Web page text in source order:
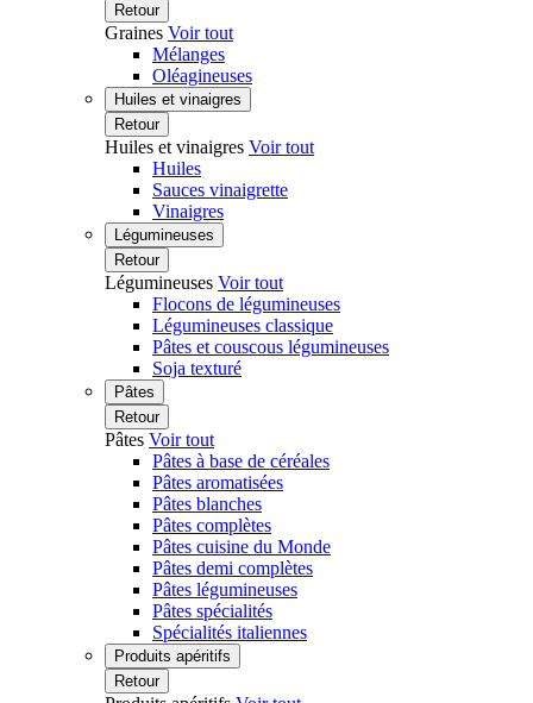
Retour
Graines Voir tout
Mélanges
Oléagineuses
Huiles et vinaigres
Retour
Huiles et vinaigres Voir tout
Huiles
Sauces vinaigrette
Vinaigres
Légumineuses
Retour
Légumineuses Voir tout
Flocons de légumineuses
Légumineuses classique
Pâtes et couscous légumineuses
Soja texturé
Pâtes
Retour
Pâtes Voir tout
Pâtes à base de céréales
Pâtes aromatisées
Pâtes blanches
Pâtes complètes
Pâtes cuisine du Monde
Pâtes demi complètes
Pâtes légumineuses
Pâtes spécialités
Spécialités italiennes
Produits apéritifs
Retour